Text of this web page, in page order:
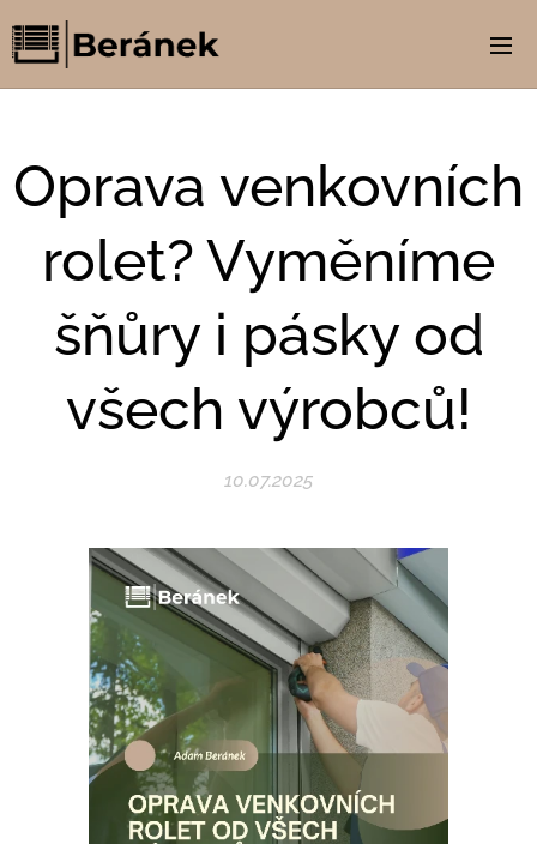
Oprava venkovních
rolet? Vyměníme
šňůry i pásky od
všech výrobců!
10.07.2025